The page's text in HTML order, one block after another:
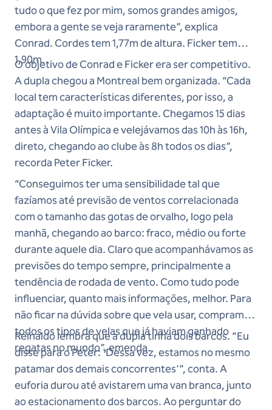
tudo o que fez por mim, somos grandes amigos,
embora a gente se veja raramente”, explica
Conrad. Cordes tem 1,77m de altura. Ficker tem
1,90m.
O objetivo de Conrad e Ficker era ser competitivo.
A dupla chegou a Montreal bem organizada. “Cada
local tem características diferentes, por isso, a
adaptação é muito importante. Chegamos 15 dias
antes à Vila Olímpica e velejávamos das 10h às 16h,
direto, chegando ao clube às 8h todos os dias”,
recorda Peter Ficker.
“Conseguimos ter uma sensibilidade tal que
fazíamos até previsão de ventos correlacionada
com o tamanho das gotas de orvalho, logo pela
manhã, chegando ao barco: fraco, médio ou forte
durante aquele dia. Claro que acompanhávamos as
previsões do tempo sempre, principalmente a
tendência de rodada de vento. Como tudo pode
influenciar, quanto mais informações, melhor. Para
não ficar na dúvida sobre que vela usar, compramos
todos os tipos de velas que já haviam ganhado
regatas no mundo”, emenda.
Reinaldo lembra que a dupla tinha dois barcos. “Eu
disse para o Peter: 'Dessa vez, estamos no mesmo
patamar dos demais concorrentes'”, conta. A
euforia durou até avistarem uma van branca, junto
ao estacionamento dos barcos. Ao perguntar do